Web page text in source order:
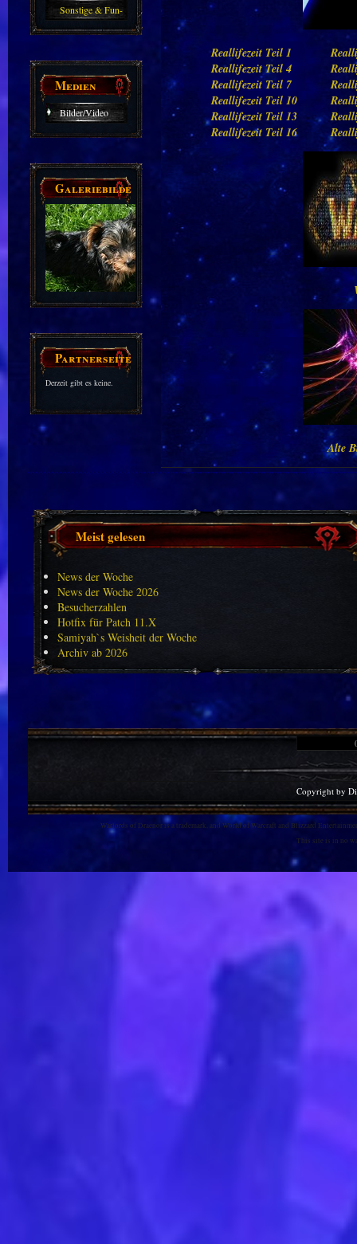
Sonstige & Fun-
Guides
Medien
Bilder/Video
Galeriebilder
Partnerseiten
Derzeit gibt es keine.
Reallifezeit Teil 1
Reallifezeit Teil 4
Reallifezeit Teil 7
Reallifezeit Teil 10
Reallifezeit Teil 13
Reallifezeit Teil 16
Alte
Meist gelesen
News der Woche
News der Woche 2026
Besucherzahlen
Hotfix für Patch 11.X
Samiyah`s Weisheit der Woche
Archiv ab 2026
Copyright by
Warlords of Draenor is a trademark, and World of Warcraft and Blizzard
This site is in no